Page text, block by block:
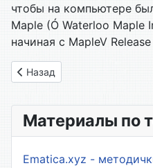
чтобы на компьютере
Maple (Ó Waterloo Maple
начиная с MapleV Release
Предыдущий: 05. Метод
Назад
Материалы по
Ematica.xyz -